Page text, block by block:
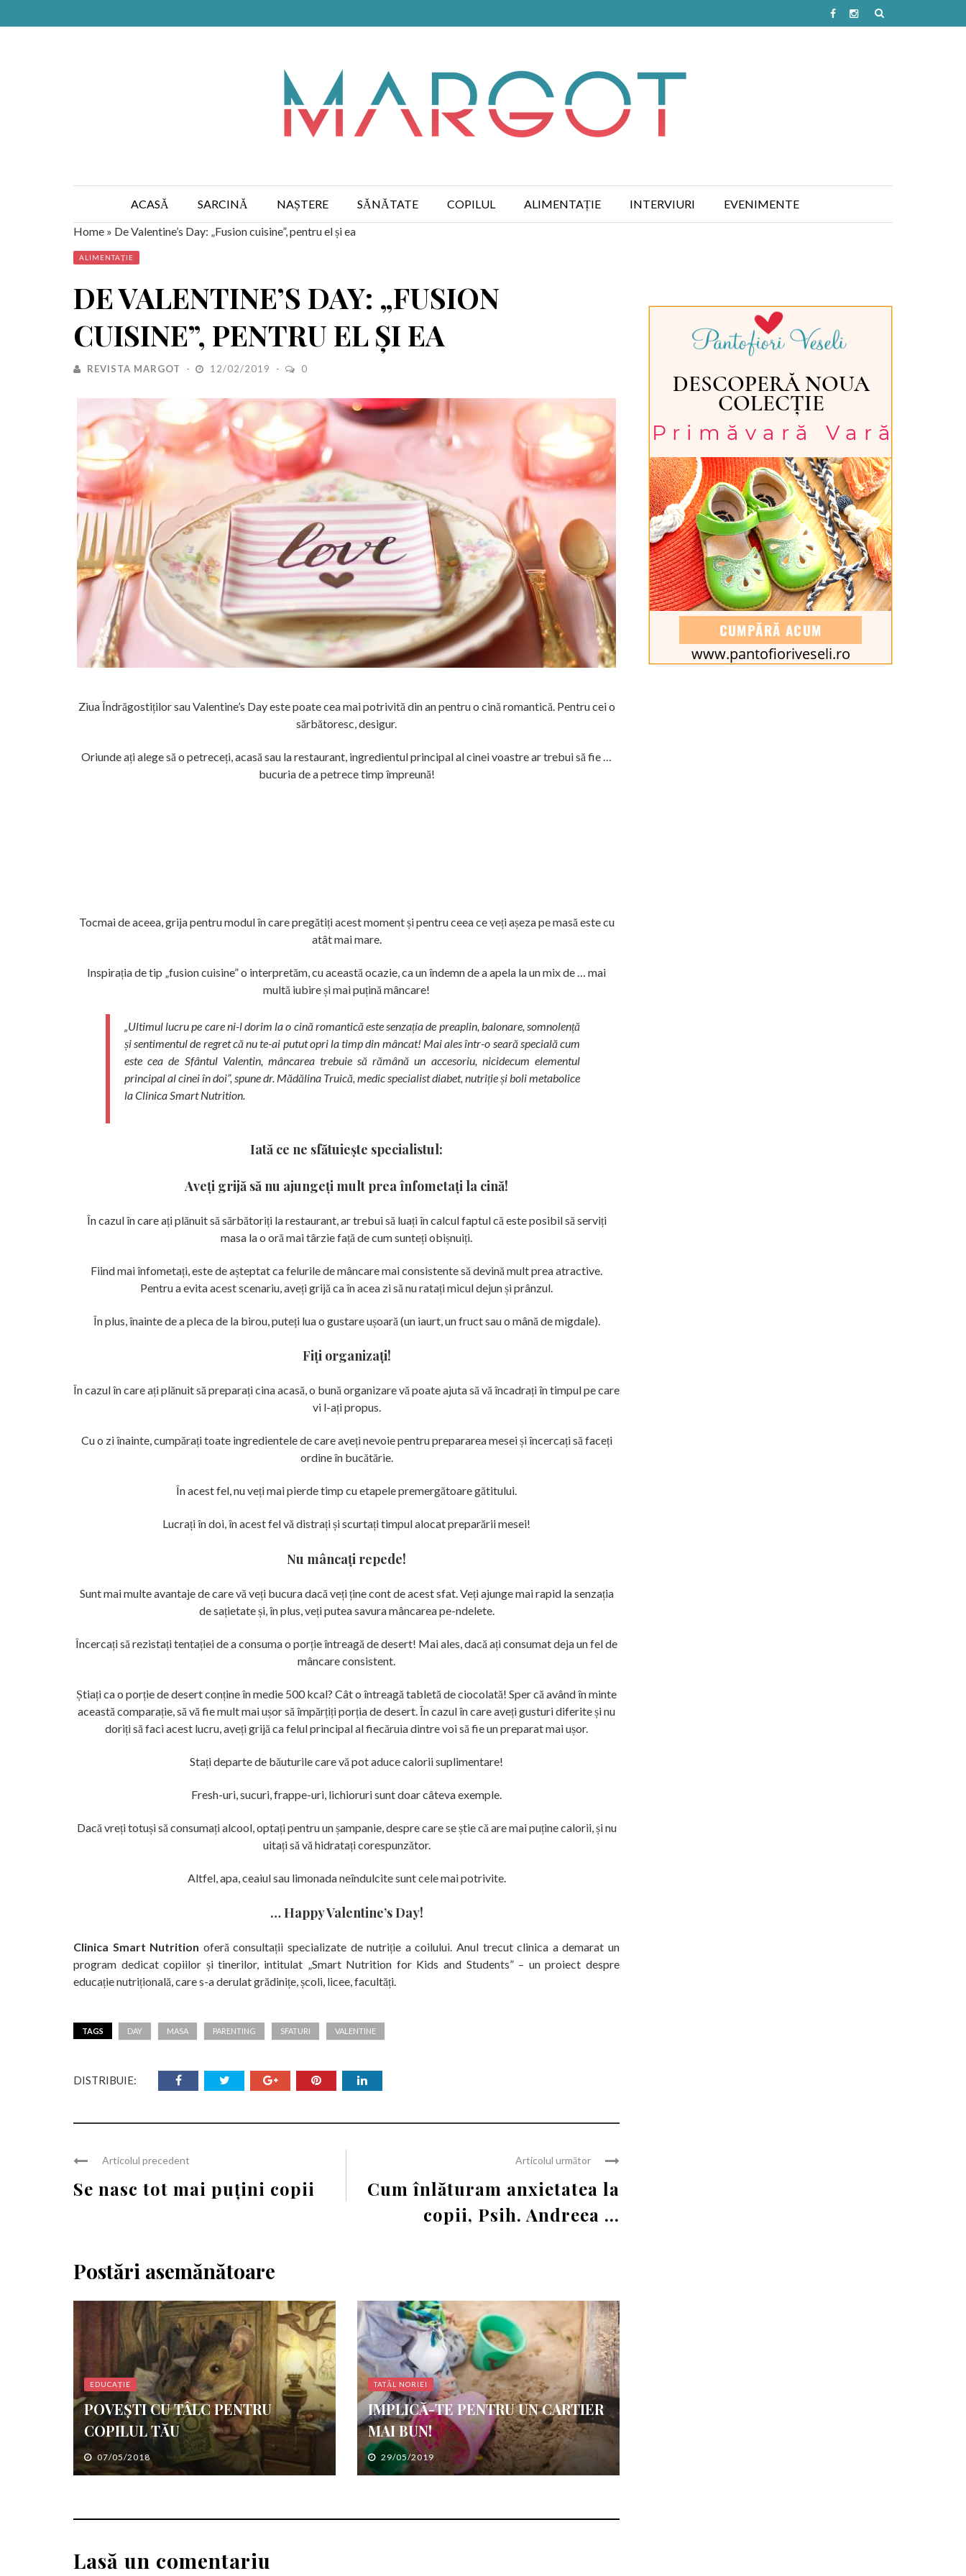
ACASĂ SARCINĂ NAȘTERE SĂNĂTATE COPILUL ALIMENTAȚIE INTERVIURI
EVENIMENTE
Home » De Valentine’s Day: „Fusion cuisine”, pentru el și ea
ALIMENTAȚIE
DE VALENTINE’S DAY: „FUSION
CUISINE”, PENTRU EL ȘI EA
REVISTA MARGOT 12/02/2019 0
Ziua Îndrăgostiților sau Valentine’s Day este poate cea mai potrivită din an pentru o cină romantică. Pentru cei o
sărbătoresc, desigur.
Oriunde ați alege să o petreceți, acasă sau la restaurant, ingredientul principal al cinei voastre ar trebui să fie …
bucuria de a petrece timp împreună!
Tocmai de aceea, grija pentru modul în care pregătiți acest moment și pentru ceea ce veți așeza pe masă este cu
atât mai mare.
Inspirația de tip „fusion cuisine” o interpretăm, cu această ocazie, ca un îndemn de a apela la un mix de … mai
multă iubire și mai puțină mâncare!
„Ultimul lucru pe care ni-l dorim la o cină romantică este senzația de preaplin, balonare, somnolență
și sentimentul de regret că nu te-ai putut opri la timp din mâncat! Mai ales într-o seară specială cum
este cea de Sfântul Valentin, mâncarea trebuie să rămână un accesoriu, nicidecum elementul
principal al cinei în doi”, spune dr. Mădălina Truică, medic specialist diabet, nutriție și boli metabolice
la Clinica Smart Nutrition.
Iată ce ne sfătuiește specialistul:
Aveți grijă să nu ajungeți mult prea înfometați la cină!
În cazul în care ați plănuit să sărbătoriți la restaurant, ar trebui să luați în calcul faptul că este posibil să serviți
masa la o oră mai târzie față de cum sunteți obișnuiți.
Fiind mai înfometați, este de așteptat ca felurile de mâncare mai consistente să devină mult prea atractive.
Pentru a evita acest scenariu, aveți grijă ca în acea zi să nu ratați micul dejun și prânzul.
În plus, înainte de a pleca de la birou, puteți lua o gustare ușoară (un iaurt, un fruct sau o mână de migdale).
Fiți organizați!
În cazul în care ați plănuit să preparați cina acasă, o bună organizare vă poate ajuta să vă încadrați în timpul pe care
vi l-ați propus.
Cu o zi înainte, cumpărați toate ingredientele de care aveți nevoie pentru prepararea mesei și încercați să faceți
ordine în bucătărie.
În acest fel, nu veți mai pierde timp cu etapele premergătoare gătitului.
Lucrați în doi, în acest fel vă distrați și scurtați timpul alocat preparării mesei!
Nu mâncați repede!
Sunt mai multe avantaje de care vă veți bucura dacă veți ține cont de acest sfat. Veți ajunge mai rapid la senzația
de sațietate și, în plus, veți putea savura mâncarea pe-ndelete.
Încercați să rezistați tentației de a consuma o porție întreagă de desert! Mai ales, dacă ați consumat deja un fel de
mâncare consistent.
Știați ca o porție de desert conține în medie 500 kcal? Cât o întreagă tabletă de ciocolată! Sper că având în minte
această comparație, să vă fie mult mai ușor să împărțiți porția de desert. În cazul în care aveți gusturi diferite și nu
doriți să faci acest lucru, aveți grijă ca felul principal al fiecăruia dintre voi să fie un preparat mai ușor.
Stați departe de băuturile care vă pot aduce calorii suplimentare!
Fresh-uri, sucuri, frappe-uri, lichioruri sunt doar câteva exemple.
Dacă vreți totuși să consumați alcool, optați pentru un șampanie, despre care se știe că are mai puține calorii, și nu
uitați să vă hidratați corespunzător.
Altfel, apa, ceaiul sau limonada neîndulcite sunt cele mai potrivite.
… Happy Valentine’s Day!
Clinica Smart Nutrition oferă consultații specializate de nutriție a coilului. Anul trecut clinica a demarat un
program dedicat copiilor și tinerilor, intitulat „Smart Nutrition for Kids and Students” – un proiect despre
educație nutrițională, care s-a derulat grădinițe, școli, licee, facultăți.
TAGS DAY MASA PARENTING SFATURI VALENTINE
DISTRIBUIE:
Articolul precedent
Se nasc tot mai puțini copii
Articolul următor
Cum înlăturam anxietatea la
copii, Psih. Andreea ...
Postări asemănătoare
EDUCAȚIE
POVEŞTI CU TÂLC PENTRU
COPILUL TĂU
07/05/2018
TATĂL NORIEI
IMPLICĂ-TE PENTRU UN CARTIER
MAI BUN!
29/05/2019
Lasă un comentariu